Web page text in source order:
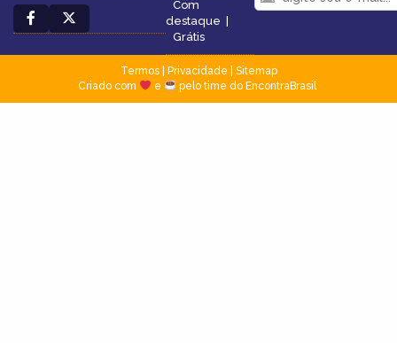
Com
destaque
Grátis
Termos| Privacidade
Sitemap
Criado com
e pelo time do EncontraBrasil